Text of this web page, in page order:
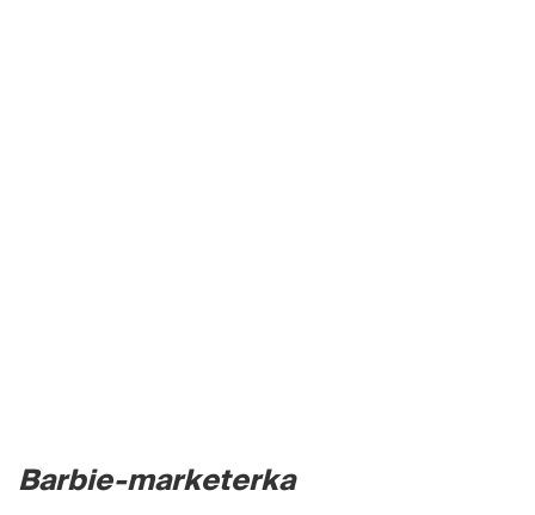
Barbie-marketerka